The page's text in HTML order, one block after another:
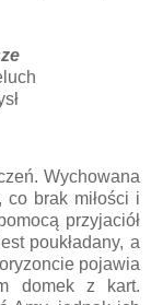
Wychowana
brak miłości i
przyjaciół
poukładany, a
pojawia
domek z kart.